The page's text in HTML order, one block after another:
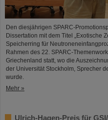
Den diesjährigen SPARC-
Dissertation mit dem Titel „Exotische
Speicherring für
Rahmen des 22. SPARC-
Griechenland statt, wo die
der Universität Stockholm, Sprecher
wurde.
Mehr »
Ulrich-Hagen-Preis für